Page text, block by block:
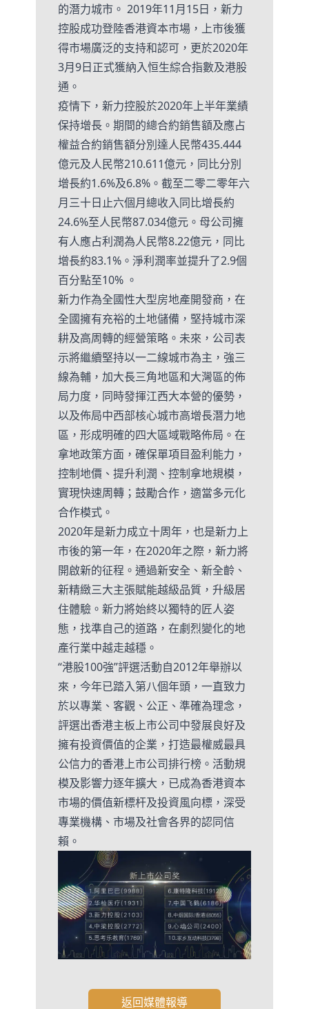
的潛力城市。 2019年11月15日，新力
控股成功登陸香港資本市場，上市後獲
得市場廣泛的支持和認可，更於2020年
3月9日正式獲納入恒生綜合指數及港股
通。
疫情下，新力控股於2020年上半年業績
保持增長。期間的總合約銷售額及應占
權益合約銷售額分別達人民幣435.444
億元及人民幣210.611億元，同比分別
增長約1.6%及6.8%。截至二零二零年六
月三十日止六個月總收入同比增長約
24.6%至人民幣87.034億元。母公司擁
有人應占利潤為人民幣8.22億元，同比
增長約83.1%。淨利潤率並提升了2.9個
百分點至10% 。
新力作為全國性大型房地產開發商，在
全國擁有充裕的土地儲備，堅持城市深
耕及高周轉的經營策略。未來，公司表
示將繼續堅持以一二線城市為主，強三
線為輔，加大長三角地區和大灣區的佈
局力度，同時發揮江西大本營的優勢，
以及佈局中西部核心城市高增長潛力地
區，形成明確的四大區域戰略佈局。在
拿地政策方面，確保單項目盈利能力，
控制地價、提升利潤、控制拿地規模，
實現快速周轉；鼓勵合作，適當多元化
合作模式。
2020年是新力成立十周年，也是新力上
市後的第一年，在2020年之際，新力將
開啟新的征程。通過新安全、新全齡、
新精緻三大主張賦能越級品質，升級居
住體驗。新力將始終以獨特的匠人姿
態，找準自己的道路，在劇烈變化的地
產行業中越走越穩。
“港股100強”評選活動自2012年舉辦以
來，今年已踏入第八個年頭，一直致力
於以專業、客觀、公正、準確為理念，
評選出香港主板上市公司中發展良好及
擁有投資價值的企業，打造最權威最具
公信力的香港上市公司排行榜。活動規
模及影響力逐年擴大，已成為香港資本
市場的價值新標杆及投資風向標，深受
專業機構、市場及社會各界的認同信
賴。
返回媒體報導